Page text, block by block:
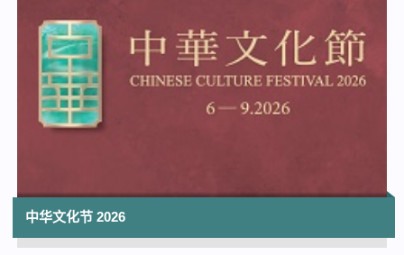
(现场粤语配音)
香港电影资料馆电影院
11:30
夏日亲子电影节 2026《猫咪雪地交友记》
「香港芭蕾舞学会超新星大赏2026」
大埔文娱中心演艺厅
11:45
中华文化节 2026